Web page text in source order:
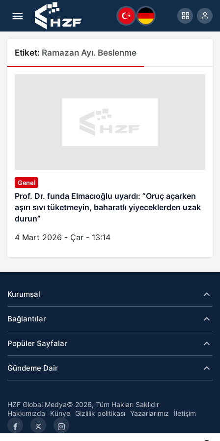
Etiket: Ramazan Ayı. Beslenme
Genel
Prof. Dr. funda Elmacıoğlu uyardı: ”Oruç açarken
aşırı sıvı tüketmeyin, baharatlı yiyeceklerden uzak
durun”
4 Mart 2026 - Çar - 13:14
Kurumsal
Bağlantılar
Popüler Sayfalar
Gündeme Dair
HZF Global Medya© 2026, Tüm Hakları Saklıdır
Hakkımızda
Künye Gizlilik politikası Yazarlarımız İletişim